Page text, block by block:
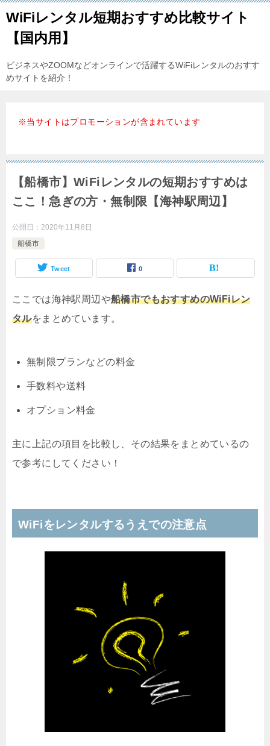
WiFiレンタル短期おすすめ比較サイト
【国内用】
ビジネスやZOOMなどオンラインで活躍するWiFiレンタルのおすす
めサイトを紹介！
※当サイトはプロモーションが含まれています
【船橋市】WiFiレンタルの短期おすすめは
ここ！急ぎの方・無制限【海神駅周辺】
公開日： 2020年11月8日
船橋市
Tweet 0
ここでは海神駅周辺や船橋市でもおすすめのWiFiレン
タルをまとめています。
無制限プランなどの料金
手数料や送料
オプション料金
主に上記の項目を比較し、その結果をまとめているの
で参考にしてください！
WiFiをレンタルするうえでの注意点